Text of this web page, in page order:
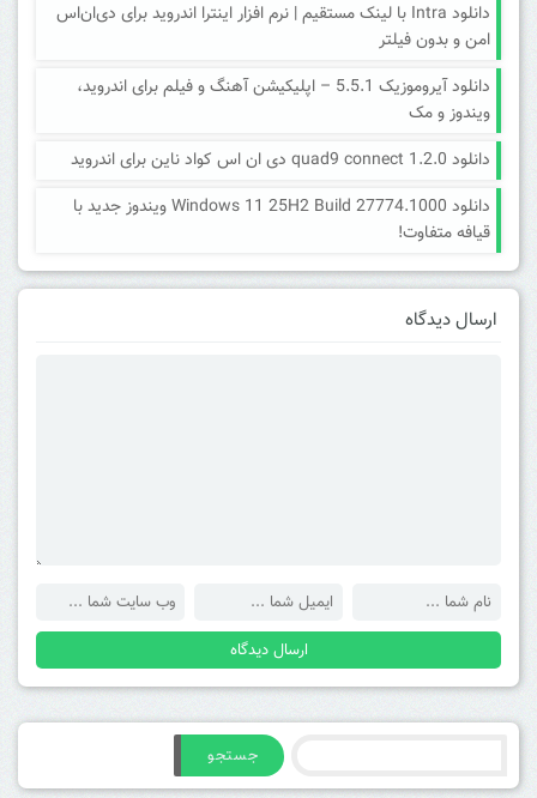
دانلود Intra با لینک مستقیم | نرم افزار اینترا اندروید برای دی‌ان‌اس
امن و بدون فیلتر
دانلود آیروموزیک 5.5.1 – اپلیکیشن آهنگ و فیلم برای اندروید،
ویندوز و مک
دانلود quad9 connect 1.2.0 دی ان اس کواد ناین برای اندروید
دانلود Windows 11 25H2 Build 27774.1000 ویندوز جدید با
قیافه متفاوت!
ارسال دیدگاه
جستجو